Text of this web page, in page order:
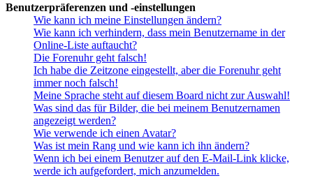
Benutzerpräferenzen und -einstellungen
Wie kann ich meine Einstellungen ändern?
Wie kann ich verhindern, dass mein Benutzername in der
Online-Liste auftaucht?
Die Forenuhr geht falsch!
Ich habe die Zeitzone eingestellt, aber die Forenuhr geht
immer noch falsch!
Meine Sprache steht auf diesem Board nicht zur Auswahl!
Was sind das für Bilder, die bei meinem Benutzernamen
angezeigt werden?
Wie verwende ich einen Avatar?
Was ist mein Rang und wie kann ich ihn ändern?
Wenn ich bei einem Benutzer auf den E-Mail-Link klicke,
werde ich aufgefordert, mich anzumelden.